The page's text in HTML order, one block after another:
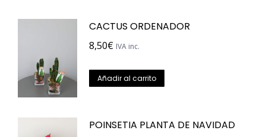
CACTUS ORDENADOR
8,50€ IVA inc.
Añadir al carrito
POINSETIA PLANTA DE NAVIDAD